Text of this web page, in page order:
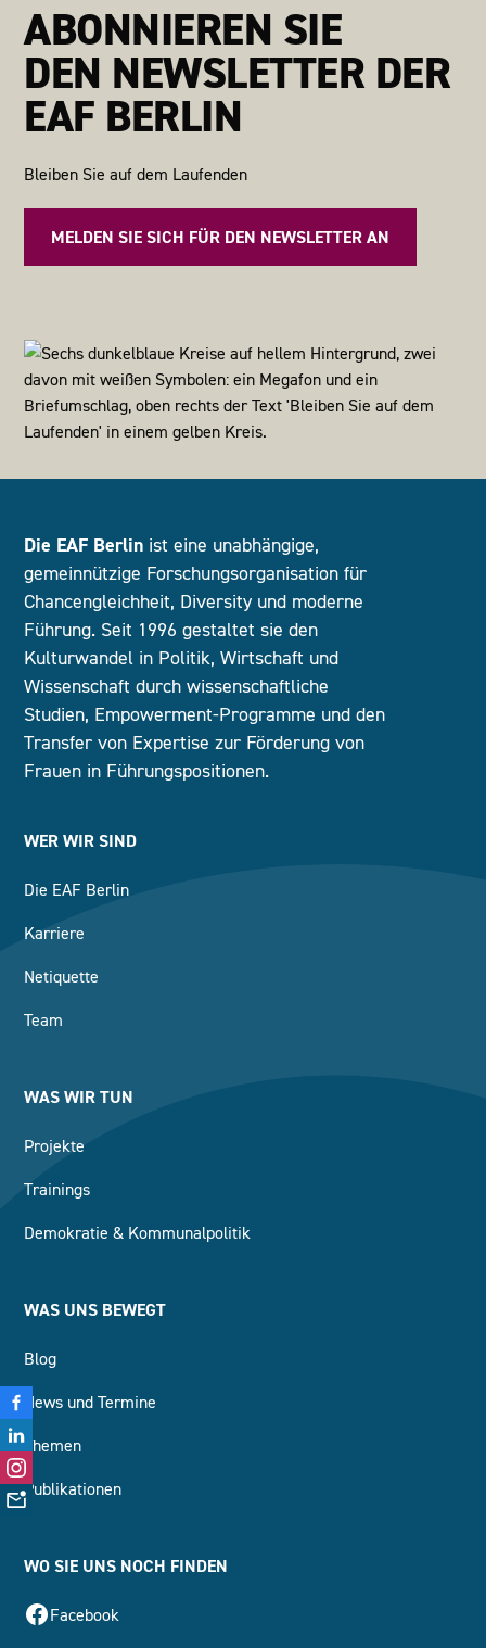
ABONNIEREN SIE
DEN NEWSLETTER DER
EAF BERLIN
Bleiben Sie auf dem Laufenden
MELDEN SIE SICH FÜR DEN NEWSLETTER AN
Die EAF Berlin ist eine unabhängige,
gemeinnützige Forschungsorganisation für
Chancengleichheit, Diversity und moderne
Führung. Seit 1996 gestaltet sie den
Kulturwandel in Politik, Wirtschaft und
Wissenschaft durch wissenschaftliche
Studien, Empowerment-Programme und den
Transfer von Expertise zur Förderung von
Frauen in Führungspositionen.
WER WIR SIND
Die EAF Berlin
Karriere
Netiquette
Team
WAS WIR TUN
Projekte
Trainings
Demokratie & Kommunalpolitik
WAS UNS BEWEGT
Blog
News und Termine
Themen
Publikationen
WO SIE UNS NOCH FINDEN
Facebook